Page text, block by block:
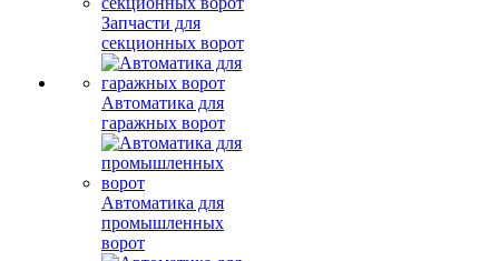
Запчасти для
секционных ворот
Автоматика для
гаражных ворот
Автоматика для
промышленных
ворот